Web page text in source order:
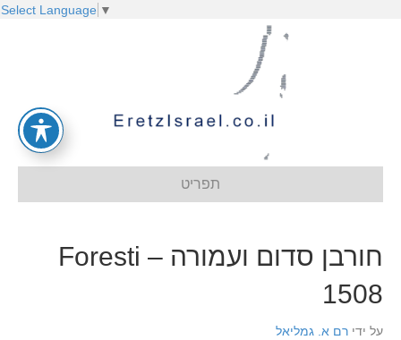
Select Language ▼
תפריט
חורבן סדום ועמורה – Foresti
1508
על ידי רם א. גמליאל